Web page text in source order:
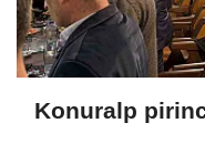
Konuralp